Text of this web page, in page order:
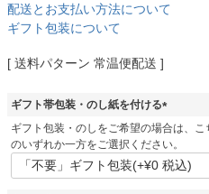
配送とお支払い方法について
ギフト包装について
送料パターン 常温便配送
ギフト帯包装・のし紙を付ける
(
必
須
)
ギフト包装・のしをご希望の場合は、こ
のいずれか一方をご選択ください。